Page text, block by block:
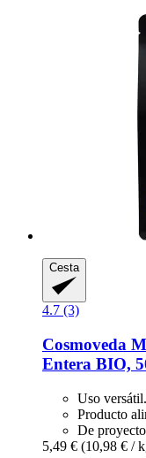
Cesta
4.7 (3)
Cosmoveda
Entera BIO,
Uso versátil.
Producto
De
5,49 € (10,98 € /